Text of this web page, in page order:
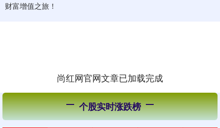
财富增值之旅！
尚红网官网文章已加载完成
个股实时涨跌榜